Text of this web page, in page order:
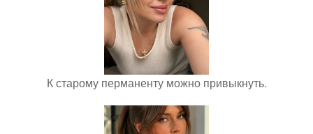
К старому перманенту можно привыкнуть.